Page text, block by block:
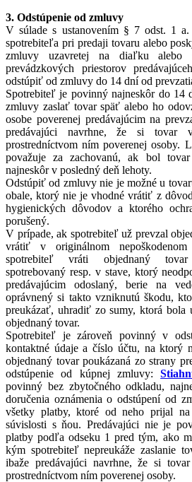
3. Odstúpenie od zmluvy
V súlade s ustanovením § 7 odst. 1
spotrebiteľa pri predaji tovaru alebo
zmluvy uzavretej na diaľku alebo
prevádzkových priestorov
odstúpiť od zmluvy do 14 dní od
Spotrebiteľ je povinný najneskôr do 14
zmluvy zaslať tovar späť alebo ho
osobe poverenej predávajúcim na
predávajúci navrhne, že si tovar
prostredníctvom ním poverenej osoby.
považuje za zachovanú, ak bol
najneskôr v posledný deň lehoty.
Odstúpiť od zmluvy nie je možné u
obale, ktorý nie je vhodné vrátiť z
hygienických dôvodov a ktorého
porušený.
V prípade, ak spotrebiteľ už prevzal
vrátiť v originálnom
spotrebiteľ vráti objednaný tovar
spotrebovaný resp. v stave, ktorý
predávajúcim odoslaný, berie na
oprávnený si takto vzniknutú škodu,
preukázať, uhradiť zo sumy, ktorá bola
objednaný tovar.
Spotrebiteľ je zároveň povinný v
kontaktné údaje a číslo účtu, na ktorý
objednaný tovar poukázaná zo strany
odstúpenie od kúpnej zmluvy:
povinný bez zbytočného odkladu,
doručenia oznámenia o odstúpení od
všetky platby, ktoré od neho prijal
súvislosti s ňou. Predávajúci nie je
platby podľa odseku 1 pred tým, ako
kým spotrebiteľ nepreukáže zaslanie
ibaže predávajúci navrhne, že si
prostredníctvom ním poverenej osoby.